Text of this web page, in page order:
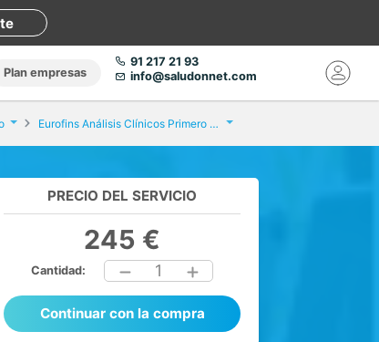
Plan empresas
91 217 21 93
info@saludonnet.com
Eurofins Análisis Clínicos Primero de Mayo
PRECIO DEL SERVICIO
245 €
Cantidad: 1
Continuar con la compra